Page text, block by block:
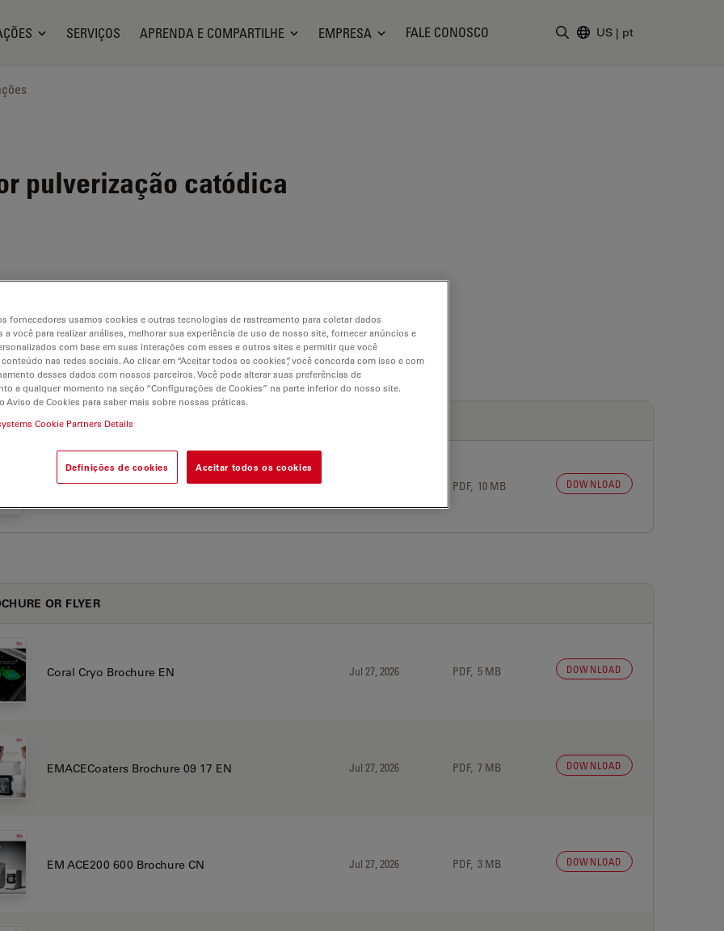
SERVIÇOS APRENDA E COMPARTILHE EMPRESA FALE CONOSCO US | pt
pulverização catódica
DE APLICAÇÃO
PDF, 10 MB DOWNLOAD
OR FLYER
Coral Cryo Brochure EN Jul 27, 2026 PDF, 5 MB DOWNLOAD
EMACECoaters Brochure 09 17 EN Jul 27, 2026 PDF, 7 MB DOWNLOAD
EM ACE200 600 Brochure CN Jul 27, 2026 PDF, 3 MB DOWNLOAD
fornecedores usamos cookies e outras tecnologias de rastreamento para coletar dados
a você para realizar análises, melhorar sua experiência de uso de nosso site, fornecer anúncios e
com base em suas interações com esses e outros sites e permitir que você
nas redes sociais. Ao clicar em “Aceitar todos os cookies”, você concorda com isso e com
desses dados com nossos parceiros. Você pode alterar suas preferências de
a qualquer momento na seção “Configurações de Cookies” na parte inferior do nosso site.
Aviso de Cookies para saber mais sobre nossas práticas.
Cookie Partners Details
Definições de cookies Aceitar todos os cookies